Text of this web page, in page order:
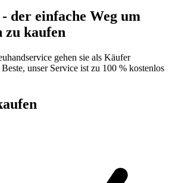
der einfache Weg um
zu kaufen
gehen sie als Käufer
unser Service ist zu 100 % kostenlos